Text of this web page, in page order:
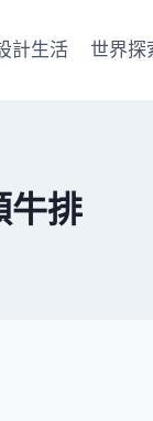
計生活 世界探
牛排